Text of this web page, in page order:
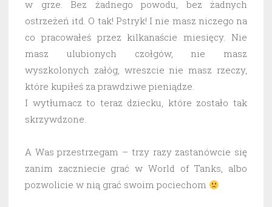
w grze. Bez żadnego powodu, bez żadnych
ostrzeżeń itd. O tak! Pstryk! I nie masz niczego na
co pracowałeś przez kilkanaście miesięcy. Nie
masz ulubionych czołgów, nie masz
wyszkolonych załóg, wreszcie nie masz rzeczy,
które kupiłeś za prawdziwe pieniądze.
I wytłumacz to teraz dziecku, które zostało tak
skrzywdzone.
A Was przestrzegam – trzy razy zastanówcie się
zanim zaczniecie grać w World of Tanks, albo
pozwolicie w nią grać swoim pociechom